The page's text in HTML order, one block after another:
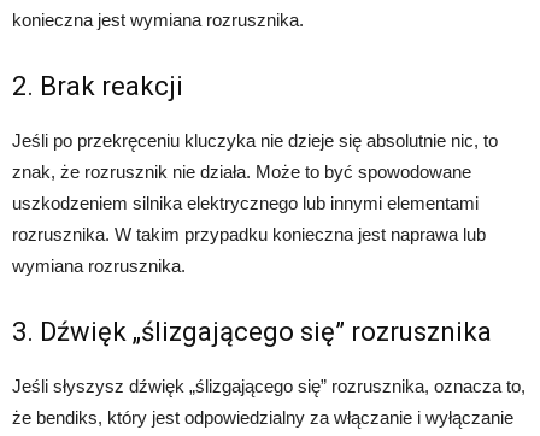
konieczna jest wymiana rozrusznika.
2. Brak reakcji
Jeśli po przekręceniu kluczyka nie dzieje się absolutnie nic, to
znak, że rozrusznik nie działa. Może to być spowodowane
uszkodzeniem silnika elektrycznego lub innymi elementami
rozrusznika. W takim przypadku konieczna jest naprawa lub
wymiana rozrusznika.
3. Dźwięk „ślizgającego się” rozrusznika
Jeśli słyszysz dźwięk „ślizgającego się” rozrusznika, oznacza to,
że bendiks, który jest odpowiedzialny za włączanie i wyłączanie